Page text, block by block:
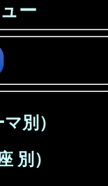
ー
別）
別）